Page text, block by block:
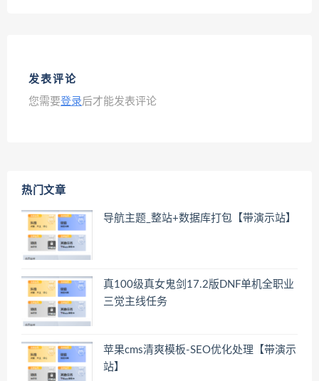
发表评论
您需要登录后才能发表评论
热门文章
导航主题_整站+数据库打包【带演示站】
真100级真女鬼剑17.2版DNF单机全职业
三觉主线任务
苹果cms清爽模板-SEO优化处理【带演示
站】